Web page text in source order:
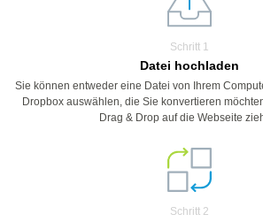
Schritt 1
Datei hochladen
Sie können entweder eine Datei von Ihrem
Dropbox auswählen, die Sie konvertieren
Drag & Drop auf die Webseite
Schritt 2